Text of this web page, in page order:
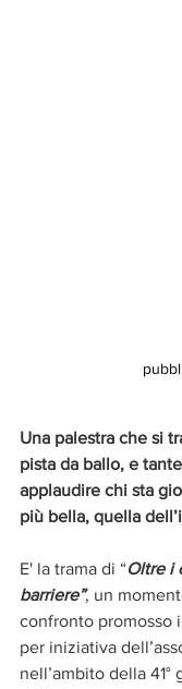
Una palestra che si
pista da ballo, e
applaudire chi sta
più bella, quella
E' la trama di “Oltre i
barriere”, un
confronto promosso
per iniziativa
nell’ambito della